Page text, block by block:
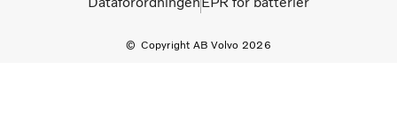
Copyright AB Volvo 2026